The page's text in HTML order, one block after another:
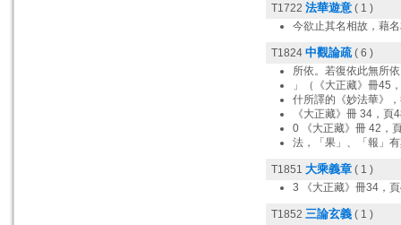
T1722 法華遊意 ( 1 )
今欲止其名相故，藉
T1824 中觀論疏( 6 )
所依。若復依此無所
」（《大正藏》冊45
什所譯的《妙法華》
《大正藏》冊 34，
0 《大正藏》冊 42，
法，「果」、「報」
T1851 大乘義章 ( 1 )
3 《大正藏》冊34，
T1852 三論玄義 ( 1 )